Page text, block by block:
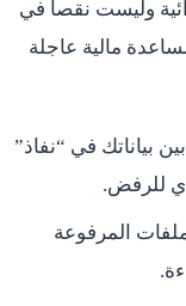
وليست نقصاً في
مالية عاجلة
بياناتك في “نفاذ”
للرفض.
المرفوعة